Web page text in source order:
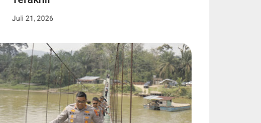
Juli 21, 2026